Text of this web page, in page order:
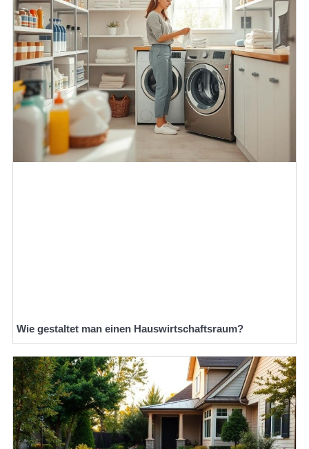
Wie gestaltet man einen Hauswirtschaftsraum?